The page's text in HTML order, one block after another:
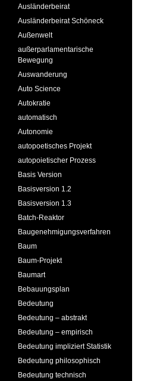
Ausländerbeirat
Ausländerbeirat Schöneck
Außenwelt
außerparlamentarische
Bewegung
Auswanderung
Auto Science
Autokratie
automatisch
Autonomie
autopoetisches Projekt
autopoietischer Prozess
Basis Version
Basisversion 1.2
Basisversion 1.3
Batch-Reaktor
Baugenehmigungsverfahren
Baum
Baum-Projekt
Baumart
Bebauungsplan
Bedeutung
Bedeutung – abstrakt
Bedeutung – empirisch
Bedeutung impliziert Statistik
Bedeutung philosophisch
Bedeutung technisch